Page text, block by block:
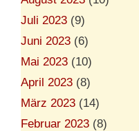
Juli 2023 (9)
Juni 2023 (6)
Mai 2023 (10)
April 2023 (8)
März 2023 (14)
Februar 2023 (8)